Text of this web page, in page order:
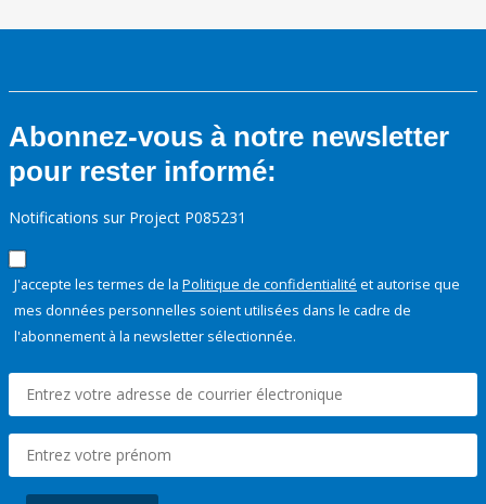
Abonnez-vous à notre newsletter
pour rester informé:
Notifications sur Project P085231
J'accepte les termes de la Politique de confidentialité et autorise que
mes données personnelles soient utilisées dans le cadre de
l'abonnement à la newsletter sélectionnée.